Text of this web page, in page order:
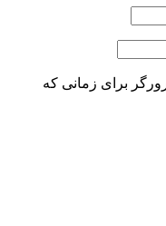
برای زمانی که